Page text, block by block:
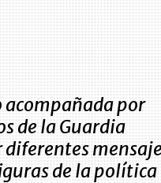
acompañada por
de la Guardia
diferentes
de la política